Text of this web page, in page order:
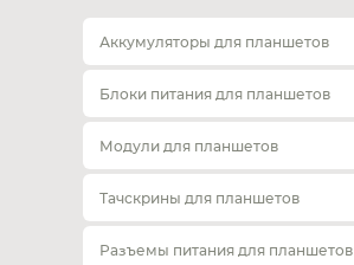
Аккумуляторы для планшетов
Блоки питания для планшетов
Модули для планшетов
Тачскрины для планшетов
Разъемы питания для планшетов